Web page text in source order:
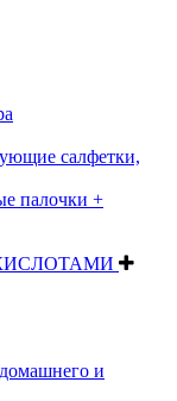
салфетки,
палочки +
и